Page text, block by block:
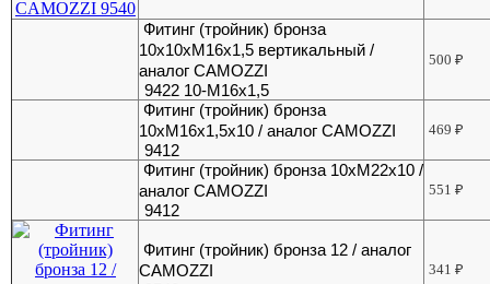
Фитинг (тройник) бронза
10х10хМ16х1,5 вертикальный /
аналог CAMOZZI
9422 10-М16х1,5
500₽
Фитинг (тройник) бронза
10хМ16х1,5х10 / аналог CAMOZZI
9412
469₽
Фитинг (тройник) бронза 10хМ22х10 /
аналог CAMOZZI
9412
551₽
Фитинг (тройник) бронза 12 / аналог
CAMOZZI
341₽